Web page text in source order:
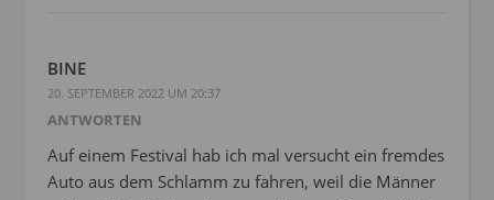
BINE
20. SEPTEMBER 2022 UM 20:37
ANTWORTEN
Auf einem Festival hab ich mal versucht ein fremdes
Auto aus dem Schlamm zu fahren, weil die Männer